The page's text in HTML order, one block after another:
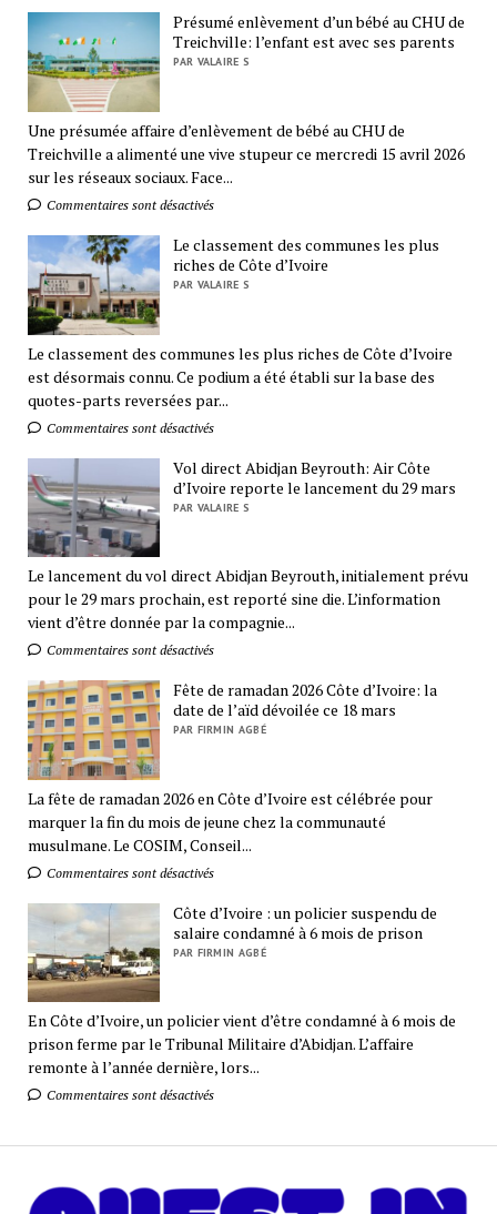
Présumé enlèvement d’un bébé au CHU de
Treichville: l’enfant est avec ses parents
PAR VALAIRE S
Une présumée affaire d’enlèvement de bébé au CHU de
Treichville a alimenté une vive stupeur ce mercredi 15 avril 2026
sur les réseaux sociaux. Face...
Commentaires sont désactivés
Le classement des communes les plus
riches de Côte d’Ivoire
PAR VALAIRE S
Le classement des communes les plus riches de Côte d’Ivoire
est désormais connu. Ce podium a été établi sur la base des
quotes-parts reversées par...
Commentaires sont désactivés
Vol direct Abidjan Beyrouth: Air Côte
d’Ivoire reporte le lancement du 29 mars
PAR VALAIRE S
Le lancement du vol direct Abidjan Beyrouth, initialement prévu
pour le 29 mars prochain, est reporté sine die. L’information
vient d’être donnée par la compagnie...
Commentaires sont désactivés
Fête de ramadan 2026 Côte d’Ivoire: la
date de l’aïd dévoilée ce 18 mars
PAR FIRMIN AGBÉ
La fête de ramadan 2026 en Côte d’Ivoire est célébrée pour
marquer la fin du mois de jeune chez la communauté
musulmane. Le COSIM, Conseil...
Commentaires sont désactivés
Côte d’Ivoire : un policier suspendu de
salaire condamné à 6 mois de prison
PAR FIRMIN AGBÉ
En Côte d’Ivoire, un policier vient d’être condamné à 6 mois de
prison ferme par le Tribunal Militaire d’Abidjan. L’affaire
remonte à l’année dernière, lors...
Commentaires sont désactivés